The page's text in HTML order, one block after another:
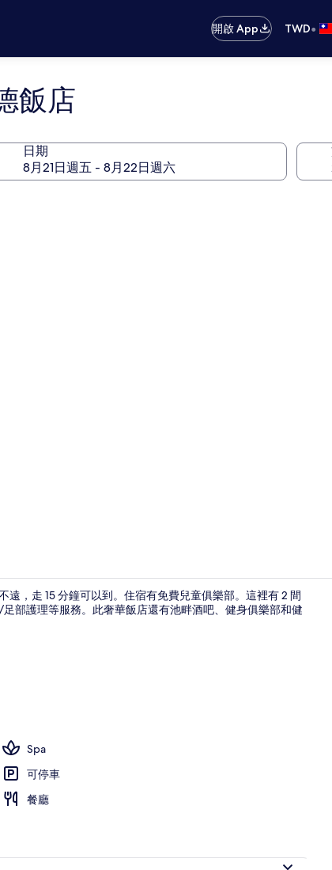
開啟 App
TWD•
飯店
日期
，走 15 分鐘可以到。住宿有免費兒童俱樂部。這裡有 2 間
部護理等服務。此奢華飯店還有池畔酒吧、健身俱樂部和健
Spa
可停車
餐廳